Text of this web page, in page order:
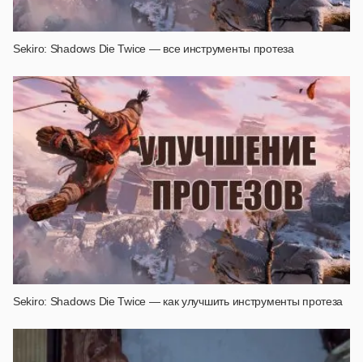
Sekiro: Shadows Die Twice — все инструменты протеза
Sekiro: Shadows Die Twice — как улучшить инструменты протеза